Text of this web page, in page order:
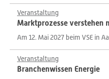
Veranstaltung
Marktprozesse verstehen
Am 12. Mai 2027 beim VSE in
Veranstaltung
Branchenwissen Energie